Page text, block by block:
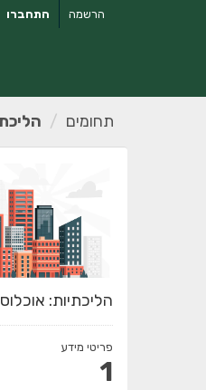
התחברו הרשמה
תחומים
הליכתיות:
פריטי מידע
1